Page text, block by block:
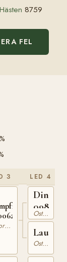
8759
FEL
3
Ostpreussare
LED 4
Dingo
Ostpreussare
Laura
Ostpreussare